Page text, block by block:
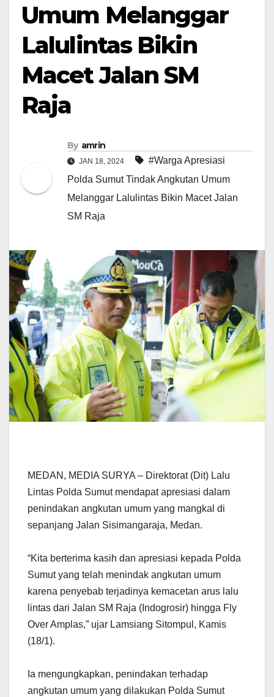
Umum Melanggar
Lalulintas Bikin
Macet Jalan SM
Raja
By amrin
JAN 18, 2024
#Warga Apresiasi
Polda Sumut Tindak Angkutan Umum
Melanggar Lalulintas Bikin Macet Jalan
SM Raja
MEDAN, MEDIA SURYA – Direktorat (Dit) Lalu
Lintas Polda Sumut mendapat apresiasi dalam
penindakan angkutan umum yang mangkal di
sepanjang Jalan Sisimangaraja, Medan.
“Kita berterima kasih dan apresiasi kepada Polda
Sumut yang telah menindak angkutan umum
karena penyebab terjadinya kemacetan arus lalu
lintas dari Jalan SM Raja (Indogrosir) hingga Fly
Over Amplas,” ujar Lamsiang Sitompul, Kamis
(18/1).
Ia mengungkapkan, penindakan terhadap
angkutan umum yang dilakukan Polda Sumut